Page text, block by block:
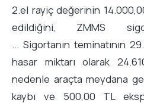
2.el rayiç değerinin
edildiğini, ZMMS
... Sigortanın teminatının
hasar miktarı olarak
nedenle araçta meydana
kaybı ve 500,00 TL